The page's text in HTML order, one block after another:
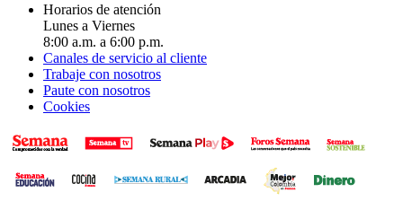
Horarios de atención
Lunes a Viernes
8:00 a.m. a 6:00 p.m.
Canales de servicio al cliente
Trabaje con nosotros
Paute con nosotros
Cookies